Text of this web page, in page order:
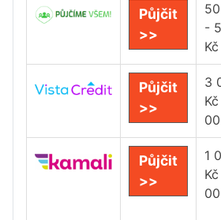
Půjčit
>>
-
Kč
Půjčit
>>
3
Půjčit
>>
1